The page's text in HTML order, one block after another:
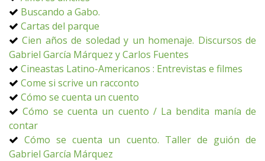
Buscando a Gabo.
Cartas del parque
Cien años de soledad y un homenaje. Discursos de
Gabriel García Márquez y Carlos Fuentes
Cineastas Latino-Americanos : Entrevistas e filmes
Come si scrive un racconto
Cómo se cuenta un cuento
Cómo se cuenta un cuento / La bendita manía de
contar
Cómo se cuenta un cuento. Taller de guión de
Gabriel García Márquez